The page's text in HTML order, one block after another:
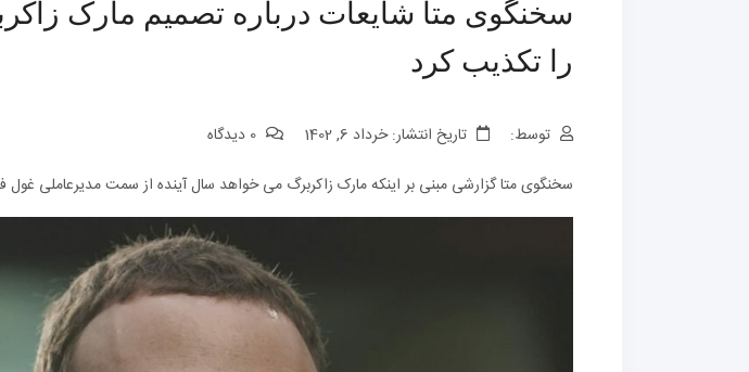
سخنگوی متا شایعات درباره تصمیم مارک
را تکذیب کرد
توسط: تاریخ انتشار: خرداد 6, 1402
سخنگوی متا گزارشی مبنی بر اینکه مارک زاکربرگ می خواهد سال آینده از سمت مدیرعاملی غول